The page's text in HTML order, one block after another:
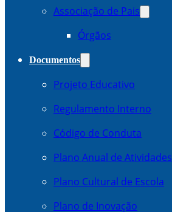
Associação de Pais
Órgãos
Documentos
Projeto Educativo
Regulamento Interno
Código de Conduta
Plano Anual de Atividades
Plano Cultural de Escola
Plano de Inovação